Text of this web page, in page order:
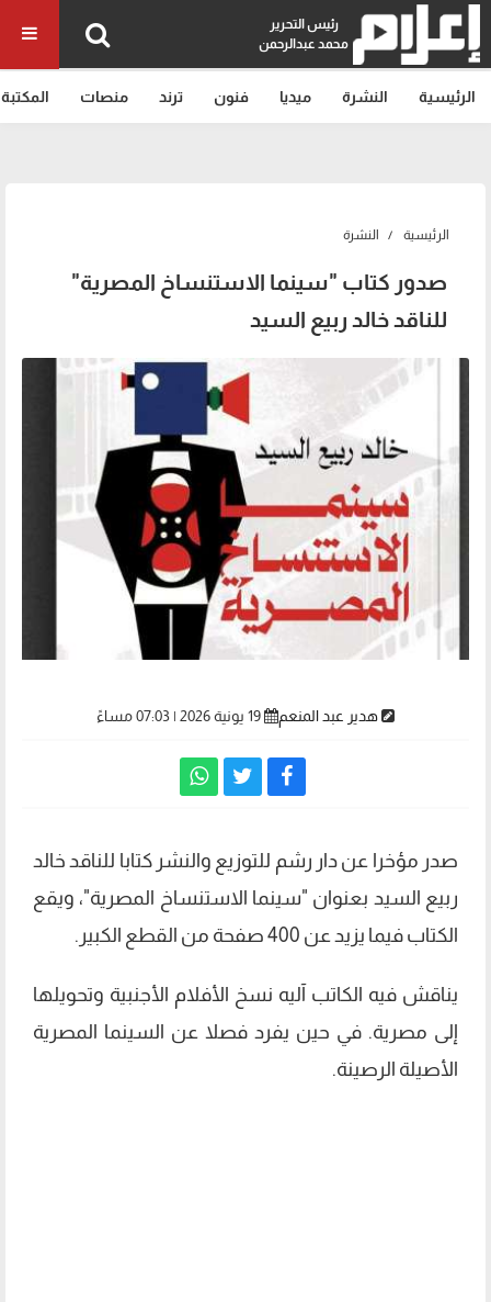
رئيس التحرير
محمد عبدالرحمن
الرئيسية النشرة ميديا فنون ترند منصات المكتبة
الرئيسية النشرة
صدور كتاب "سينما الاستنساخ المصرية"
للناقد خالد ربيع السيد
هدير عبد المنعم
صدر مؤخرا عن دار رشم للتوزيع والنشر كتابا للناقد خالد
ربيع السيد بعنوان "سينما الاستنساخ المصرية"، ويقع
الكتاب فيما يزيد عن 400 صفحة من القطع الكبير.
يناقش فيه الكاتب آليه نسخ الأفلام الأجنبية وتحويلها
إلى مصرية. في حين يفرد فصلا عن السينما المصرية
الأصيلة الرصينة.